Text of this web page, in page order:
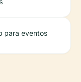
para eventos